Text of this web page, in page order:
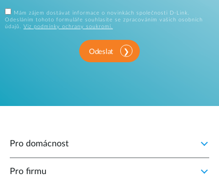
Mám zájem dostávat informace o novinkách společnosti D-Link.
Odesláním tohoto formuláře souhlasíte se zpracováním vašich osobních
údajů. Viz podmínky ochrany soukromí.
Odeslat
Pro domácnost
Pro firmu